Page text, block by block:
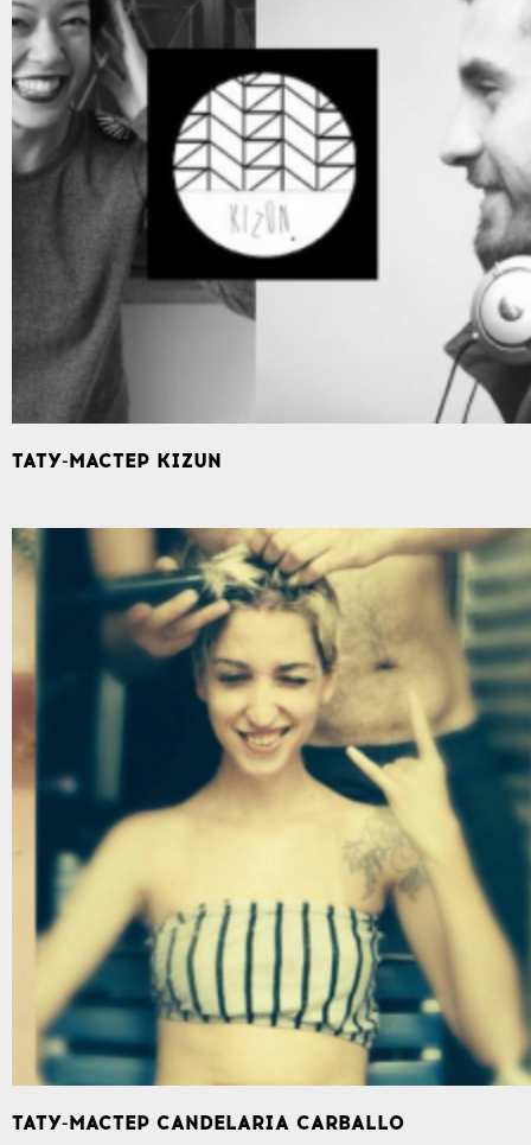
ТАТУ-МАСТЕР KIZUN
ТАТУ-МАСТЕР CANDELARIA CARBALLO